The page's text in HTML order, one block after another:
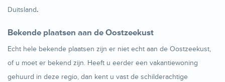
Duitsland.
Bekende plaatsen aan de Oostzeekust
Echt hele bekende plaatsen zijn er niet echt aan de Oostzeekust,
of u moet er bekend zijn. Heeft u eerder een vakantiewoning
gehuurd in deze regio, dan kent u vast de schilderachtige